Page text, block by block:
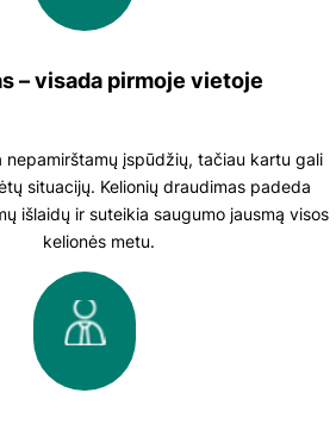
– visada pirmoje vietoje
nepamirštamų įspūdžių, tačiau kartu gali
situacijų. Kelionių draudimas padeda
išlaidų ir suteikia saugumo jausmą visos
kelionės metu.